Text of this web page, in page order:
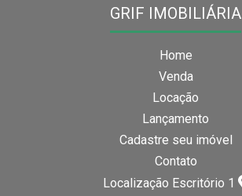
GRIF IMOBILIÁRIA
Home
Venda
Locação
Lançamento
Cadastre seu imóvel
Contato
Localização Escritório 1